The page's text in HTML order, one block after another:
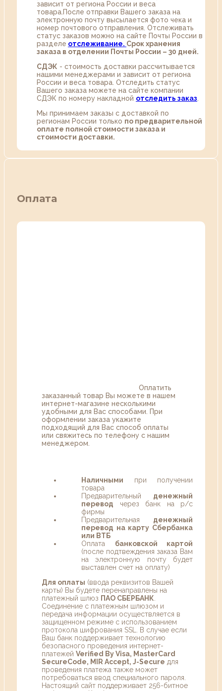
зависит от региона России и веса
товара.После отправки Вашего заказа на
электронную почту высылается фото чека и
номер почтового отправления. Отслеживать
статус заказов можно на сайте Почты России в
разделе oтслеживание. Срок хранения
заказа в отделении Почты России – 30 дней.
СДЭК - стоимость доставки рассчитывается
нашими менеджерами и зависит от региона
России и веса товара. Отследить статус
Вашего заказа можете на сайте компании
СДЭК по номеру накладной отследить заказ
Мы принимаем заказы с доставкой по
регионам России только по предварительной
оплате полной стоимости заказа и
стоимости доставки.
Оплата
Оплатить
заказанный товар Вы можете в нашем
интернет-магазине несколькими
удобными для Вас способами. При
оформлении заказа укажите
подходящий для Вас способ оплаты
или свяжитесь по телефону с нашим
менеджером.
Наличными при получении
товара
Предварительный денежный
перевод через банк на р/с
фирмы
Предварительная денежный
перевод на карту Сбербанка
или ВТБ
Оплата банковской картой
(после подтвеждения заказа Вам
на электронную почту будет
выставлен счет на оплату)
Для оплаты (ввода реквизитов Вашей
карты) Вы будете перенаправлены на
платежный шлюз ПАО СБЕРБАНК
Соединение с платежным шлюзом и
передача информации осуществляется в
защищенном режиме с использованием
протокола шифрования SSL. В случае если
Ваш банк поддерживает технологию
безопасного проведения интернет-
платежей Verified By Visa, MasterCard
SecureCode, MIR Accept, J-Secure для
проведения платежа также может
потребоваться ввод специального пароля.
Настоящий сайт поддерживает 256-битное